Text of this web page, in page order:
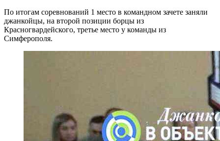
По итогам соревнований 1 место в командном зачете заняли
джанкойцы, на второй позиции борцы из
Красногвардейского, третье место у команды из
Симферополя.